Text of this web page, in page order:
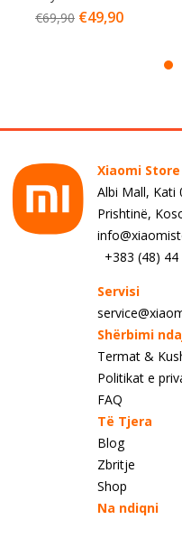
€69,90 €49,90
Xiaomi
Albi Mall, Kati
Prishtinë,
+383 (48) 44
Servisi
Shërbimi
Termat &
Politikat e
FAQ
Të Tjera
Blog
Zbritje
Shop
Na ndiqni